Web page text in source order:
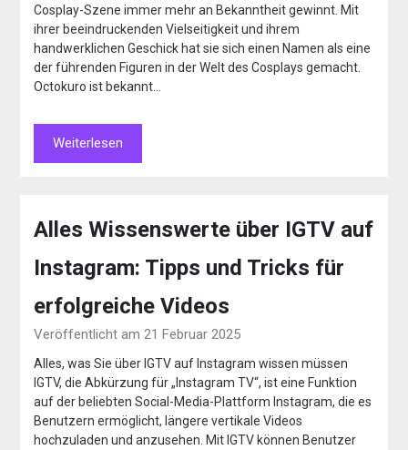
Cosplay-Szene immer mehr an Bekanntheit gewinnt. Mit
ihrer beeindruckenden Vielseitigkeit und ihrem
handwerklichen Geschick hat sie sich einen Namen als eine
der führenden Figuren in der Welt des Cosplays gemacht.
Octokuro ist bekannt…
Weiterlesen
Alles Wissenswerte über IGTV auf
Instagram: Tipps und Tricks für
erfolgreiche Videos
Veröffentlicht am 21 Februar 2025
Alles, was Sie über IGTV auf Instagram wissen müssen
IGTV, die Abkürzung für „Instagram TV“, ist eine Funktion
auf der beliebten Social-Media-Plattform Instagram, die es
Benutzern ermöglicht, längere vertikale Videos
hochzuladen und anzusehen. Mit IGTV können Benutzer